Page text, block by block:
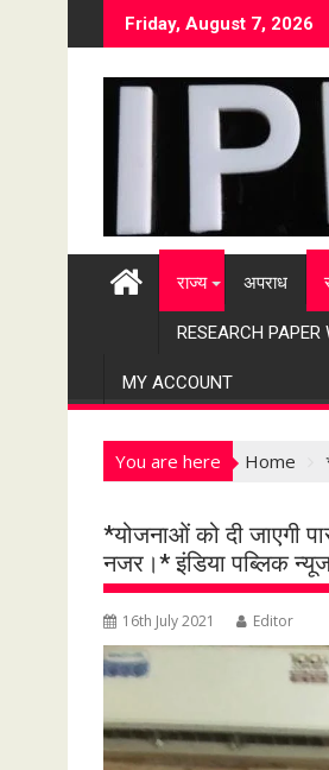
k
Friday, August 7, 2026
राज्य अपराध
RESEARCH
MY ACCOUNT
You are here Home
*योजनाओं को दी जाएगी
नजर।* इंडिया पब्लिक
16th July 2021 Editor